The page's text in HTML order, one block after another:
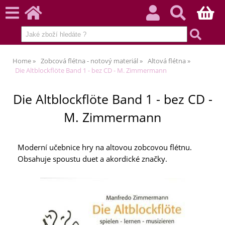
Home Zobcová flétna - notový materiál
Altová flétna
Die Altblockflöte Band 1 - bez CD - M. Zimmermann
Die Altblockflöte Band 1 - bez CD -
M. Zimmermann
Moderní učebnice hry na altovou zobcovou flétnu.
Obsahuje spoustu duet a akordické značky.